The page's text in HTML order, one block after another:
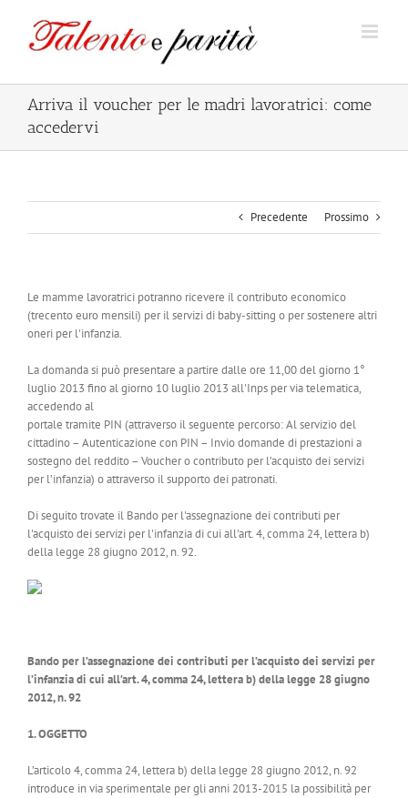
contenuto
Arriva il voucher per le madri lavoratrici: come
accedervi
Precedente Prossimo
Le mamme lavoratrici potranno ricevere il contributo economico
(trecento euro mensili) per il servizi di baby-sitting o per sostenere altri
oneri per l'infanzia.
La domanda si può presentare a partire dalle ore 11,00 del giorno 1°
luglio 2013 fino al giorno 10 luglio 2013 all'Inps per via telematica,
accedendo al
portale tramite PIN (attraverso il seguente percorso: Al servizio del
cittadino – Autenticazione con PIN – Invio domande di prestazioni a
sostegno del reddito – Voucher o contributo per l’acquisto dei servizi
per l’infanzia) o attraverso il supporto dei patronati.
Di seguito trovate il Bando per l'assegnazione dei contributi per
l'acquisto dei servizi per l'infanzia di cui all'art. 4, comma 24, lettera b)
della legge 28 giugno 2012, n. 92.
Bando per l’assegnazione dei contributi per l’acquisto dei servizi per
l’infanzia di cui all’art. 4, comma 24, lettera b) della legge 28 giugno
2012, n. 92
1. OGGETTO
L’articolo 4, comma 24, lettera b) della legge 28 giugno 2012, n. 92
introduce in via sperimentale per gli anni 2013-2015 la possibilità per